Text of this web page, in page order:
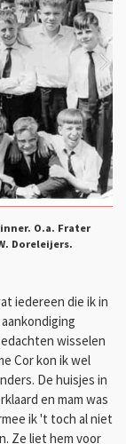
O.a. Frater
Doreleijers.
iedereen die ik in
wisselen
Cor kon ik wel
De huisjes in
en mam was
ik 't toch al niet
Ze liet hem voor